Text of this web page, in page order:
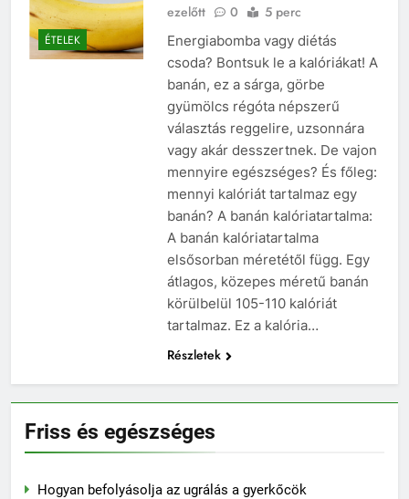
ÉTELEK
ezelőtt
0 5 perc
Energiabomba vagy diétás
csoda? Bontsuk le a kalóriákat! A
banán, ez a sárga, görbe
gyümölcs régóta népszerű
választás reggelire, uzsonnára
vagy akár desszertnek. De vajon
mennyire egészséges? És főleg:
mennyi kalóriát tartalmaz egy
banán? A banán kalóriatartalma:
A banán kalóriatartalma
elsősorban méretétől függ. Egy
átlagos, közepes méretű banán
körülbelül 105-110 kalóriát
tartalmaz. Ez a kalória…
Részletek
Friss és egészséges
Hogyan befolyásolja az ugrálás a gyerkőcök